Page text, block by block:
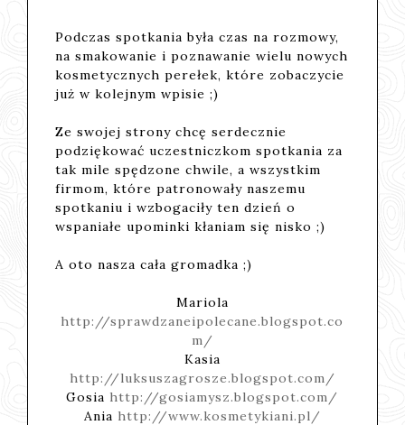
Podczas spotkania była czas na rozmowy,
na smakowanie i poznawanie wielu nowych
kosmetycznych perełek, które zobaczycie
już w kolejnym wpisie ;)
Ze swojej strony chcę serdecznie
podziękować uczestniczkom spotkania za
tak mile spędzone chwile, a wszystkim
firmom, które patronowały naszemu
spotkaniu i wzbogaciły ten dzień o
wspaniałe upominki kłaniam się nisko ;)
A oto nasza cała gromadka ;)
Mariola
http://sprawdzaneipolecane.blogspot.co
m/
Kasia
http://luksuszagrosze.blogspot.com/
Gosia http://gosiamysz.blogspot.com/
Ania http://www.kosmetykiani.pl/